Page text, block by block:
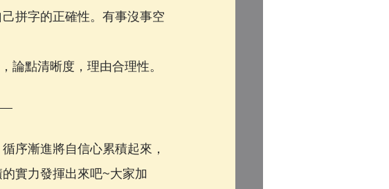
拼字的正確性。有事沒事空
論點清晰度，理由合理性。
序漸進將自信心累積起來，
實力發揮出來吧~大家加